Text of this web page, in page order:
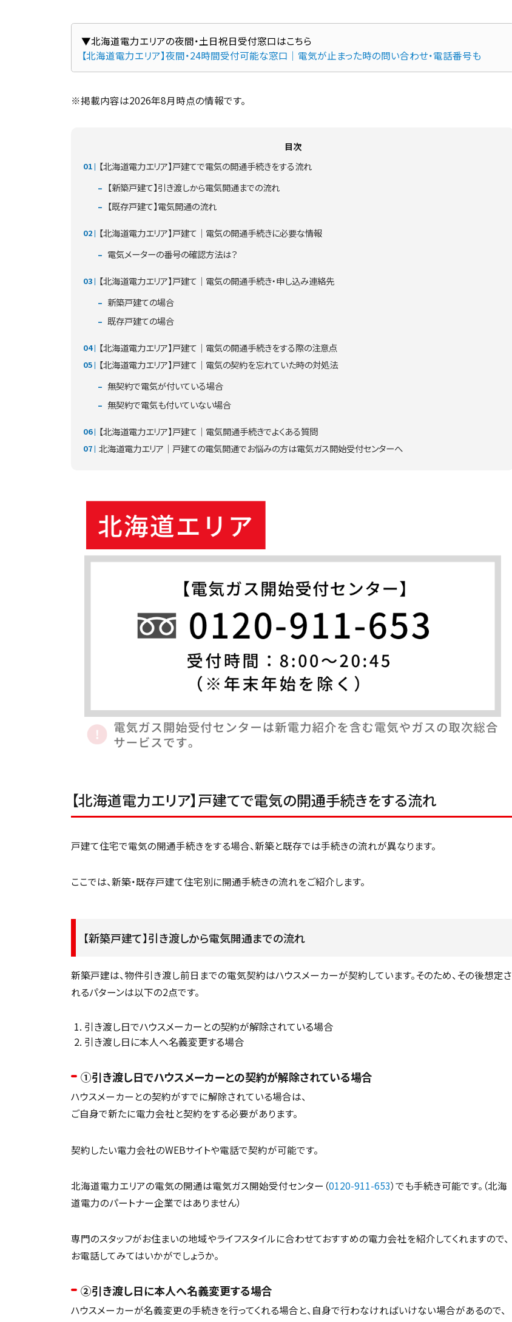
【北海道電力エリア】夜間・24時間受付可能な窓口｜電気が止まった時の問い合わせ・電話番号も
※掲載内容は2026年8月時点の情報です。
目次
【北海道電力エリア】戸建てで電気の開通手続きをする流れ
【新築戸建て】引き渡しから電気開通までの流れ
【既存戸建て】電気開通の流れ
【北海道電力エリア】戸建て｜電気の開通手続きに必要な情報
電気メーターの番号の確認方法は？
【北海道電力エリア】戸建て｜電気の開通手続き・申し込み連絡先
新築戸建ての場合
既存戸建ての場合
【北海道電力エリア】戸建て｜電気の開通手続きをする際の注意点
【北海道電力エリア】戸建て｜電気の契約を忘れていた時の対処法
無契約で電気が付いている場合
無契約で電気も付いていない場合
【北海道電力エリア】戸建て｜電気開通手続きでよくある質問
北海道電力エリア｜戸建ての電気開通でお悩みの方は電気ガス開始受付センターへ
【北海道電力エリア】戸建てで電気の開通手続きをする流れ
戸建て住宅で電気の開通手続きをする場合、新築と既存では手続きの流れが異なります。
ここでは、新築・既存戸建て住宅別に開通手続きの流れをご紹介します。
【新築戸建て】引き渡しから電気開通までの流れ
新築戸建は、物件引き渡し前日までの電気契約はハウスメーカーが契約しています。そのため、その後想定さ
れるパターンは以下の2点です。
引き渡し日でハウスメーカーとの契約が解除されている場合
引き渡し日に本人へ名義変更する場合
①引き渡し日でハウスメーカーとの契約が解除されている場合
ハウスメーカーとの契約がすでに解除されている場合は、
ご自身で新たに電力会社と契約をする必要があります。
契約したい電力会社のWEBサイトや電話で契約が可能です。
北海道電力エリアの電気の開通は電気ガス開始受付センター（0120-911-653）でも手続き可能です。（北海
道電力のパートナー企業ではありません）
専門のスタッフがお住まいの地域やライフスタイルに合わせておすすめの電力会社を紹介してくれますので、
お電話してみてはいかがでしょうか。
②引き渡し日に本人へ名義変更する場合
ハウスメーカーが名義変更の手続きを行ってくれる場合と、自身で行わなければいけない場合があるので、